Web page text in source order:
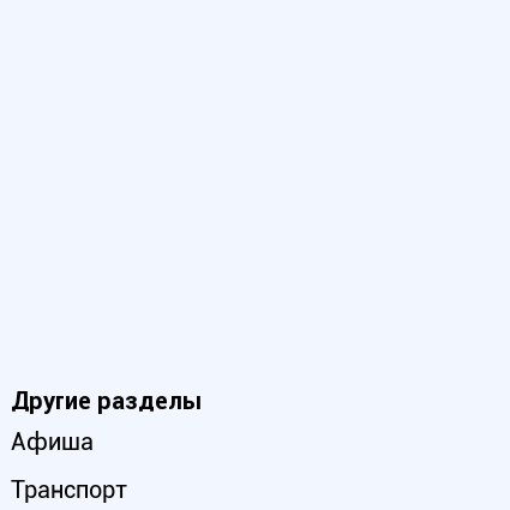
Другие разделы
Афиша
Транспорт